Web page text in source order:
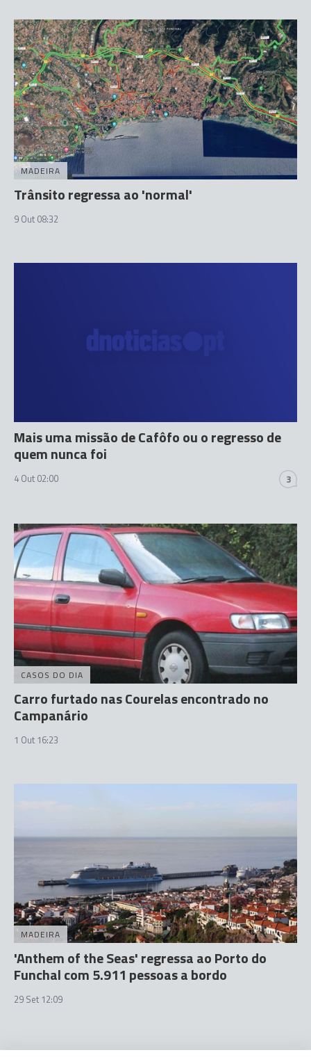
MADEIRA
Trânsito regressa ao 'normal'
9 Out 08:32
Mais uma missão de Cafôfo ou o regresso de
quem nunca foi
4 Out 02:00 3
CASOS DO DIA
Carro furtado nas Courelas encontrado no
Campanário
1 Out 16:23
MADEIRA
'Anthem of the Seas' regressa ao Porto do
Funchal com 5.911 pessoas a bordo
29 Set 12:09